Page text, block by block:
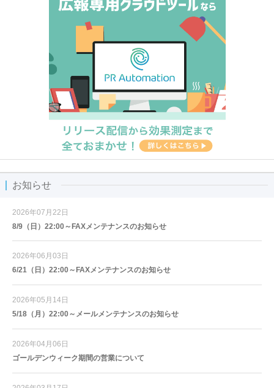
お知らせ
2026年07月22日
8/9（日）22:00～FAXメンテナンスのお知らせ
2026年06月03日
6/21（日）22:00～FAXメンテナンスのお知らせ
2026年05月14日
5/18（月）22:00～メールメンテナンスのお知らせ
2026年04月06日
ゴールデンウィーク期間の営業について